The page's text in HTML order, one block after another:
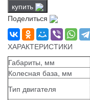
купить
Поделиться
ХАРАКТЕРИСТИКИ
Габариты, мм
Колесная база, мм
Тип двигателя